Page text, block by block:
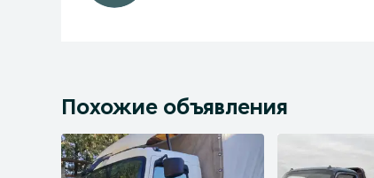
Похожие объявления